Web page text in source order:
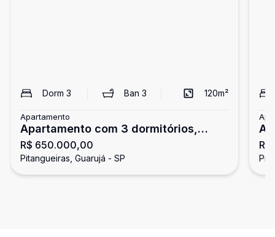
Dorm 3 Ban3 120m²
Apartamento
Apartamento com 3 dormitórios,
Pitangueiras, Guarujá
R$ 650.000,00
Pitangueiras, Guarujá - SP